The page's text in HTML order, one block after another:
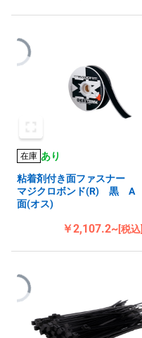
在庫 あり
粘着剤付き面ファスナー
マジクロボンド(R) 黒 A
面(オス)
￥2,107.2~[税込]